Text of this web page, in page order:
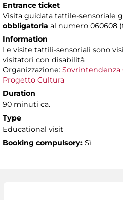
Entrance ticket
Visita guidata tattile-sensoriale
obbligatoria al numero 060608
Information
Le visite tattili-sensoriali sono
visitatori con disabilità
Organizzazione: Sovrintendenza
Progetto Cultura
Duration
90 minuti ca.
Type
Educational visit
Booking compulsory: Sì